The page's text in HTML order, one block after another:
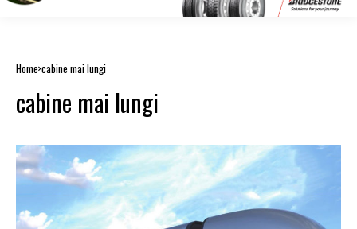
Home cabine mai lungi
cabine mai lungi